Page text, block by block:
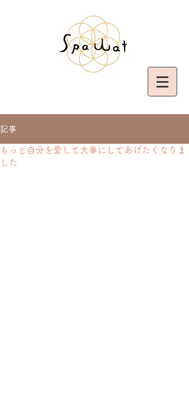
記事
もっと自分を愛して大事にしてあげたくなりま
した